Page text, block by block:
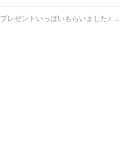
プレゼントいっぱいもらいました♪ →